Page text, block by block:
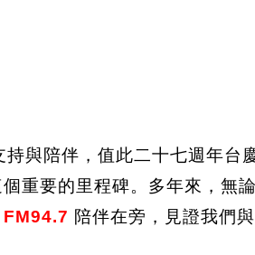
持與陪伴，值此二十七週年台
重要的里程碑。多年來，無
FM94.7 陪伴在旁，見證我們